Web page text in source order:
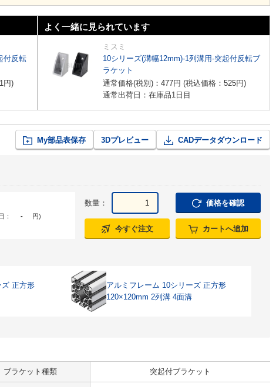
付反転
円)
よく一緒に見られています
ミスミ
10シリーズ(溝幅12mm)-1列溝用-突起付反転ブ
ラケット
通常価格(税別)： 477円 (税込価格： 525円)
通常出荷日：在庫品1日目
My部品表保存 3Dプレビュー CADデータダウンロード
： - 円)
数量： 価格を確認
今すぐ注文 カートへ追加
ズ 正方形
アルミフレーム 10シリーズ 正方形
120×120mm 2列溝 4面溝
ブラケット種類 突起付ブラケット